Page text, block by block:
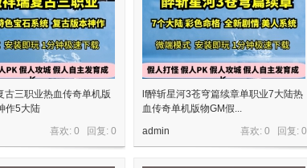
古三职业热血传奇单机版
作5大陆
喜欢: 0 回复: 0
lf醉斩星河3苍穹篇续章单职业7大陆热
血传奇单机版物GM假...
喜欢: 0 回复: 0
admin